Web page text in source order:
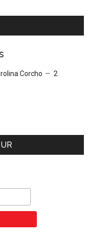
Corcho
2